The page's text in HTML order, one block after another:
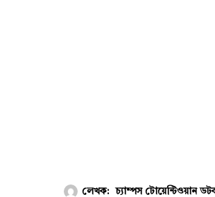
লেখক:
চ্যাম্পস টোয়েন্টিওয়ান